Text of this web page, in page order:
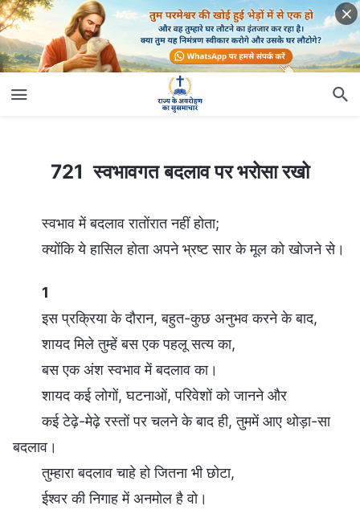
721 स्वभावगत बदलाव पर भरोसा रखो
स्वभाव में बदलाव रातोंरात नहीं होता;
क्योंकि ये हासिल होता अपने भ्रष्ट सार के मूल को खोजने से।
1
इस प्रक्रिया के दौरान, बहुत-कुछ अनुभव करने के बाद,
शायद मिले तुम्हें बस एक पहलू सत्य का,
बस एक अंश स्वभाव में बदलाव का।
शायद कई लोगों, घटनाओं, परिवेशों को जानने और
कई टेढ़े-मेढ़े रस्तों पर चलने के बाद ही, तुममें आए थोड़ा-सा
बदलाव।
तुम्हारा बदलाव चाहे हो जितना भी छोटा,
ईश्वर की निगाह में अनमोल है वो।